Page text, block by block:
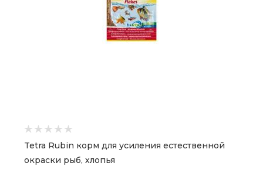
Tetra Rubin корм для усиления естественной
окраски рыб, хлопья